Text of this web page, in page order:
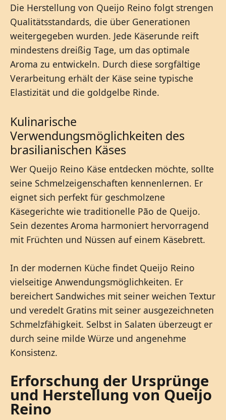
Die Herstellung von Queijo Reino folgt strengen
Qualitätsstandards, die über Generationen
weitergegeben wurden. Jede Käserunde reift
mindestens dreißig Tage, um das optimale
Aroma zu entwickeln. Durch diese sorgfältige
Verarbeitung erhält der Käse seine typische
Elastizität und die goldgelbe Rinde.
Kulinarische
Verwendungsmöglichkeiten des
brasilianischen Käses
Wer Queijo Reino Käse entdecken möchte, sollte
seine Schmelzeigenschaften kennenlernen. Er
eignet sich perfekt für geschmolzene
Käsegerichte wie traditionelle Pão de Queijo.
Sein dezentes Aroma harmoniert hervorragend
mit Früchten und Nüssen auf einem Käsebrett.
In der modernen Küche findet Queijo Reino
vielseitige Anwendungsmöglichkeiten. Er
bereichert Sandwiches mit seiner weichen Textur
und veredelt Gratins mit seiner ausgezeichneten
Schmelzfähigkeit. Selbst in Salaten überzeugt er
durch seine milde Würze und angenehme
Konsistenz.
Erforschung der Ursprünge
und Herstellung von Queijo
Reino